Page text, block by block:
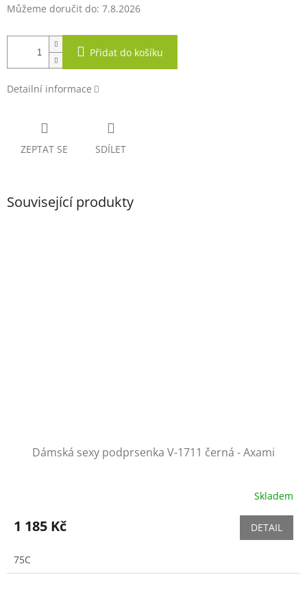
Můžeme doručit do: 7.8.2026
Přidat do košíku
Detailní informace
ZEPTAT SE SDÍLET
Související produkty
Dámská sexy podprsenka V-1711 černá - Axami
Skladem
1 185 Kč DETAIL
75C